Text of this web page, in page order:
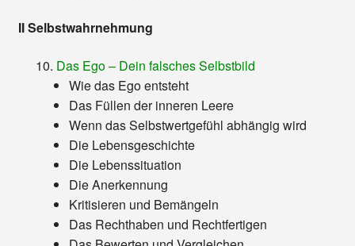
II Selbstwahrnehmung
Das Ego – Dein falsches Selbstbild
Wie das Ego entsteht
Das Füllen der inneren Leere
Wenn das Selbstwertgefühl abhängig wird
Die Lebensgeschichte
Die Lebenssituation
Die Anerkennung
Kritisieren und Bemängeln
Das Rechthaben und Rechtfertigen